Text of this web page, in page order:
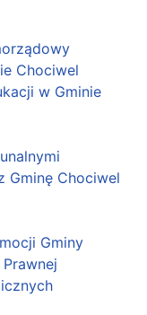
Chociwel
w Gminie
Gminę Chociwel
Gminy